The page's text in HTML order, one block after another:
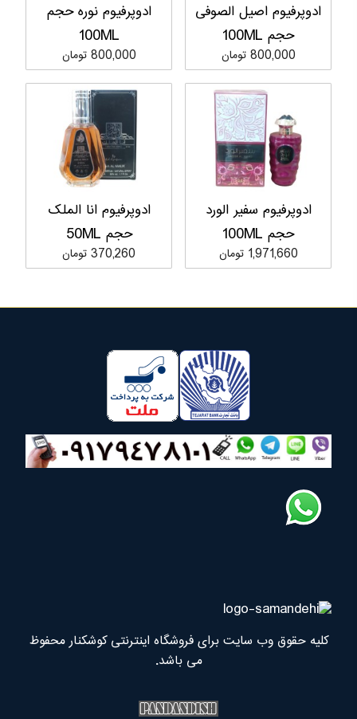
ادوپرفیوم اصیل الصوفی
حجم 100ML
800,000 تومان
ادوپرفیوم نوره حجم
100ML
800,000 تومان
ادوپرفیوم سفیر الورد
حجم 100ML
1,971,660 تومان
ادوپرفیوم انا الملک
حجم 50ML
370,260 تومان
کلیه حقوق وب سایت برای فروشگاه اینترنتی کوشکنار محفوظ
می باشد.